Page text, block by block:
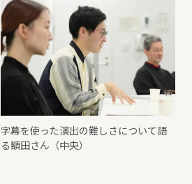
字幕を使った演出の難しさについて語
る額田さん（中央）